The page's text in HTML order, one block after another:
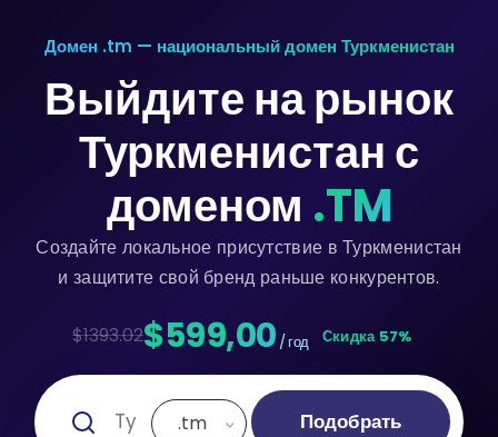
Домен .tm — национальный домен Туркменистан
Выйдите на рынок
Туркменистан с
доменом .TM
Создайте локальное присутствие в Туркменистан
и защитите свой бренд раньше конкурентов.
$1393.02$599,00 / год Скидка 57%
.tm Подобрать